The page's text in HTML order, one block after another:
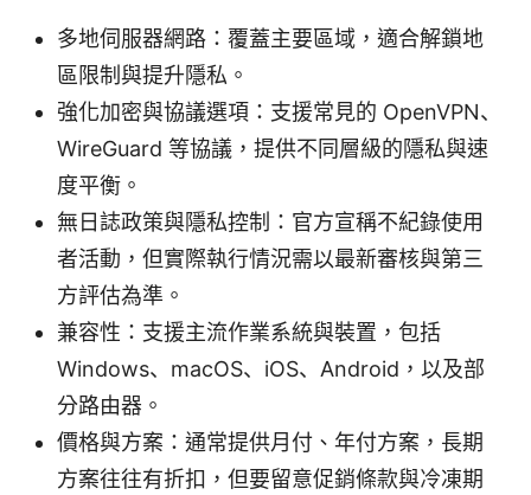
多地伺服器網路：覆蓋主要區域，適合解鎖地
區限制與提升隱私。
強化加密與協議選項：支援常見的 OpenVPN、
WireGuard 等協議，提供不同層級的隱私與速
度平衡。
無日誌政策與隱私控制：官方宣稱不紀錄使用
者活動，但實際執行情況需以最新審核與第三
方評估為準。
兼容性：支援主流作業系統與裝置，包括
Windows、macOS、iOS、Android，以及部
分路由器。
價格與方案：通常提供月付、年付方案，長期
方案往往有折扣，但要留意促銷條款與冷凍期